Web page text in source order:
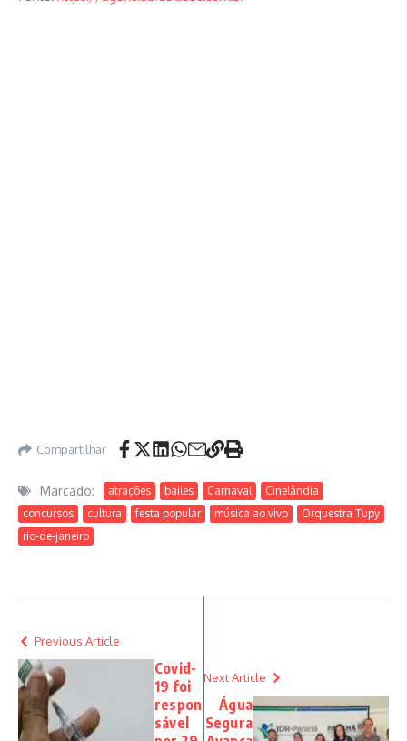
Compartilhar
Marcado: atrações bailes Carnaval
Cinelândia
concursos
cultura festa popular música ao vivo
Orquestra Tupy
rio-de-janeiro
Previous Article
Covid-
19 foi
respon
sável
Next Article
Água
Segura